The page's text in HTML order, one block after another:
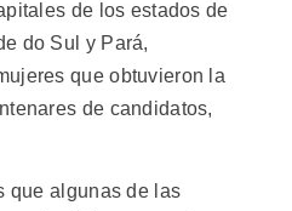
de los estados de
do Sul y Pará,
que obtuvieron la
de candidatos,
que algunas de las